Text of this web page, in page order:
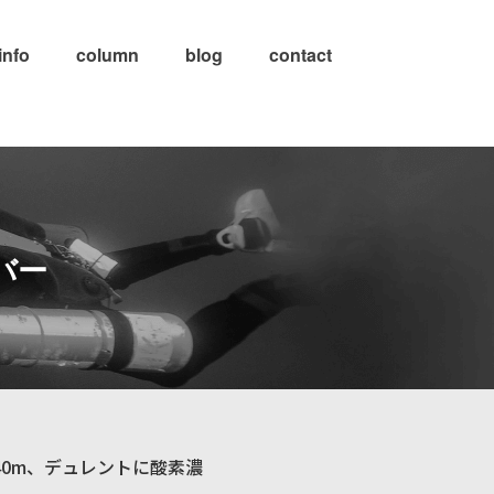
info column blog contact
ー
、デュレントに酸素濃